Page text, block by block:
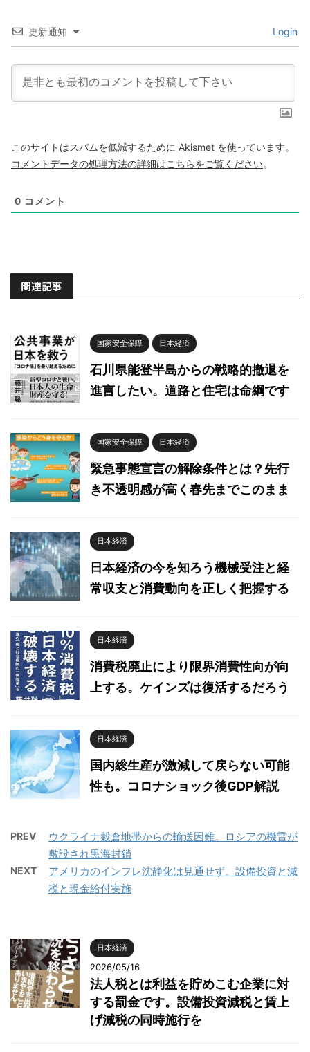
更新通知 Login
このサイトはスパムを低減するために Akismet を使っています。
コメントデータの処理方法の詳細はこちらをご覧ください。
0 コメント
関連記事
国家安全保障 日本経済
石川県能登半島からの戦略的撤退を
進言したい。道路と住宅は命綱です
国家安全保障 日本経済
緊急事態宣言の解除条件とは？先行
き不透明感が高く春先までこのまま
日本経済
日本経済の今を知ろう機械受注と経
常収支と消費動向を正しく把握する
日本経済
消費税廃止により限界消費性向が向
上する。ケインズは復活するだろう
日本経済
国内総生産が激減して戻らない可能
性も。コロナショック後GDP解説
PREV
ウクライナ穀倉地帯からの輸送困難。ロシアの機雷が
敷設され黒海封鎖
NEXT
アメリカのインフレ沈静化は見通せず。設備投資と減
税と現金給付実施
日本経済
2026/05/16
法人税とは利益を貯めこむ企業に対
する罰金です。設備投資減税と賃上
げ減税の同時施行を